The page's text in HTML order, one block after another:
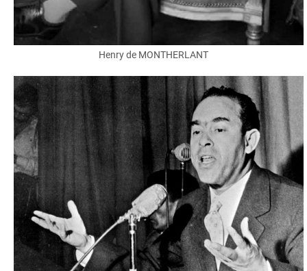
Henry de MONTHERLANT